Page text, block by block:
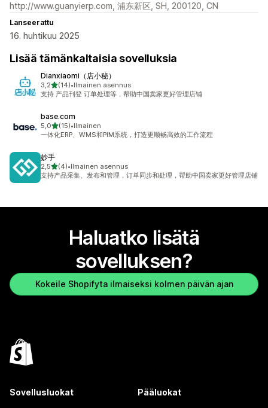
http://www.guanyierp.com, 浦东新区, SH, 200120, CN
Lanseerattu
16. huhtikuu 2025
Lisää tämänkaltaisia sovelluksia
Dianxiaomi（店小秘）
3,2/ 5 tähteä
(14)
14 arvostelua yhteensä
•Ilmainen asennus
支持 产品刊登 订单处理等，帮助中国卖家更好管理店铺
base.com
5,0/ 5 tähteä
(15)
15 arvostelua yhteensä
•Ilmainen
一体化ERP、WMS和PIM系统，打造更顺畅高效的工作流程
妙手
2,5/ 5 tähteä
(4)
4 arvostelua yhteensä
•Ilmainen asennus
支持产品采集、发布和管理，订单同步和处理，帮助中国卖家更好管理店铺
Haluatko lisätä
sovelluksen?
Kokeile Shopifyta ilmaiseksi kolmen päivän ajan
Sovellusluokat Pääluokat